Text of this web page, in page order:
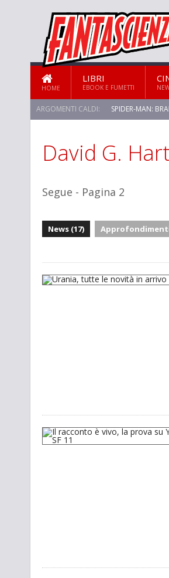
HOME
LIBRI
EBOOK E FUMETTI
ARGOMENTI CALDI: SPIDER-MAN:
David G.
Segue - Pagina 2
News (17)